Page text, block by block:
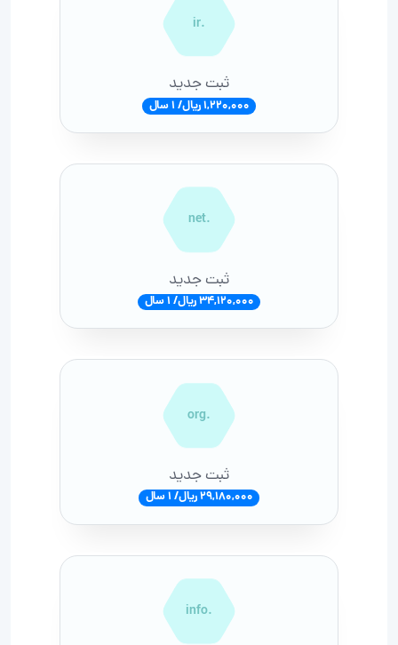
.ir
ثبت جدید
1,220,000 ریال/ 1 سال
.net
ثبت جدید
34,120,000 ریال/ 1 سال
.org
ثبت جدید
29,180,000 ریال/ 1 سال
.info